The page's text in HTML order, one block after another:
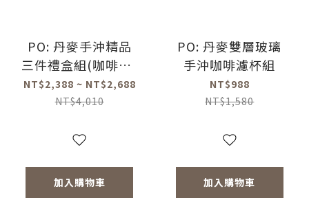
PO: 丹麥手沖精品
三件禮盒組(咖啡壺-
共2色/玻璃杯
350ml-共4色/咖啡
NT$2,388 ~ NT$2,688
NT$4,010
加入購物車
PO: 丹麥雙層玻璃
手沖咖啡濾杯組
NT$988
NT$1,580
加入購物車